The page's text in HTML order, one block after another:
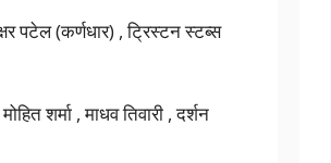
पटेल (कर्णधार) , ट्रिस्टन स्टब्स
शर्मा , माधव तिवारी , दर्शन